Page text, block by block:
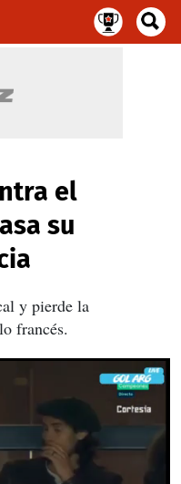
el
su
y pierde la
francés.